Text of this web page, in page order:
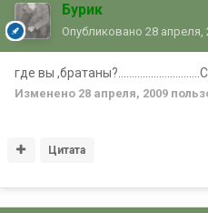
Бурик
Опубликовано 28 апреля,
где вы
Изменено 28 апреля, 2009
Цитата